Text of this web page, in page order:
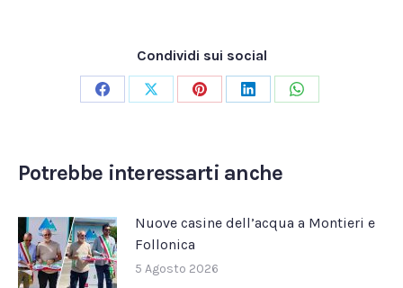
Condividi sui social
CondividiCondividiCondividiCondividiCondividi
Potrebbe interessarti anche
Nuove casine dell’acqua a Montieri e
Follonica
5 Agosto 2026